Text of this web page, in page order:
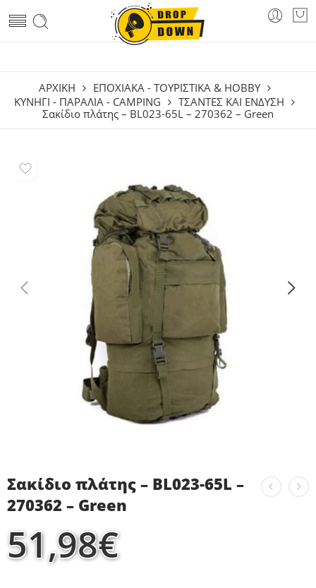
ΑΡΧΙΚΗ
ΕΠΟΧΙΑΚΑ - ΤΟΥΡΙΣΤΙΚΑ & HOBBY
ΚΥΝΉΓΙ - ΠΑΡΑΛΊΑ - CAMPING
ΤΣΆΝΤΕΣ ΚΑΙ ΈΝΔΥΣΗ
Σακίδιο πλάτης – BL023-65L – 270362 – Green
Σακίδιο πλάτης – BL023-65L –
270362 – Green
51,98€